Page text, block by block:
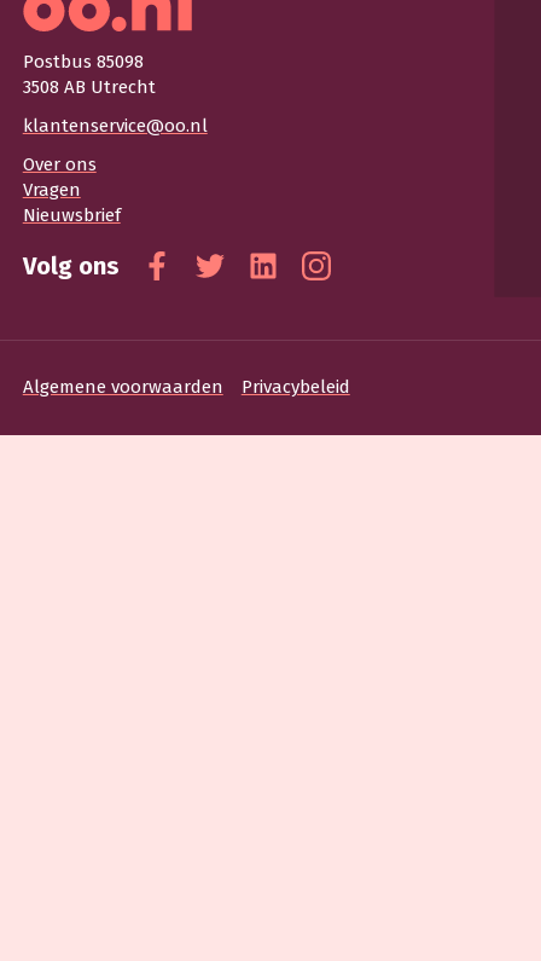
Postbus 85098
3508 AB Utrecht
klantenservice@oo.nl
Over ons
Vragen
Nieuwsbrief
Volg ons
Facebook
TwitterLinkedinInstagram
Algemene voorwaarden Privacybeleid